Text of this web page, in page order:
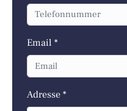
Email *
Adresse *